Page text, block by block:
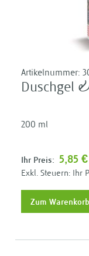
Artikelnummer:
Duschgel
200 ml
Ihr Preis: 5,85 €
Ihr
Zum Warenkorb